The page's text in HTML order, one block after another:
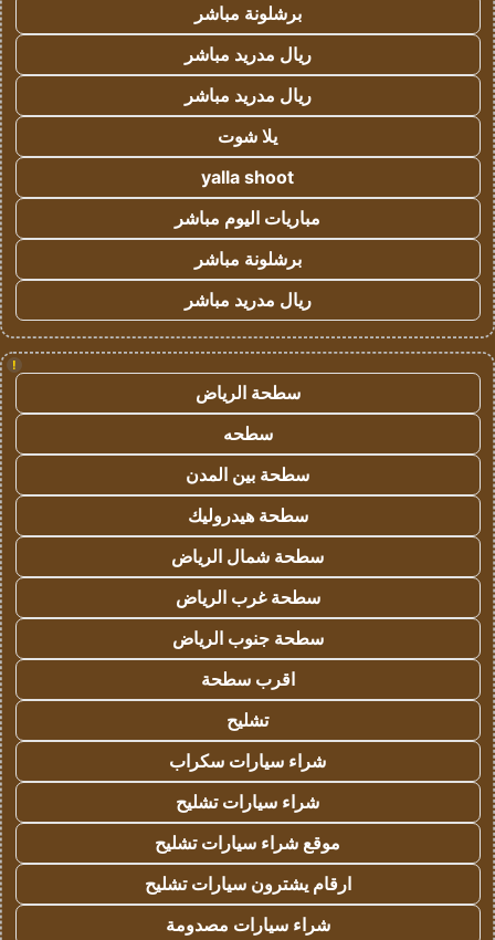
برشلونة مباشر
ريال مدريد مباشر
ريال مدريد مباشر
يلا شوت
yalla shoot
مباريات اليوم مباشر
برشلونة مباشر
ريال مدريد مباشر
!
سطحة الرياض
سطحه
سطحة بين المدن
سطحة هيدروليك
سطحة شمال الرياض
سطحة غرب الرياض
سطحة جنوب الرياض
اقرب سطحة
تشليح
شراء سيارات سكراب
شراء سيارات تشليح
موقع شراء سيارات تشليح
ارقام يشترون سيارات تشليح
شراء سيارات مصدومة